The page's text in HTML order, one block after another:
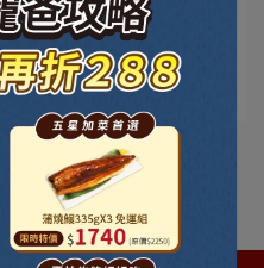
窩的功效與禁忌一次看！